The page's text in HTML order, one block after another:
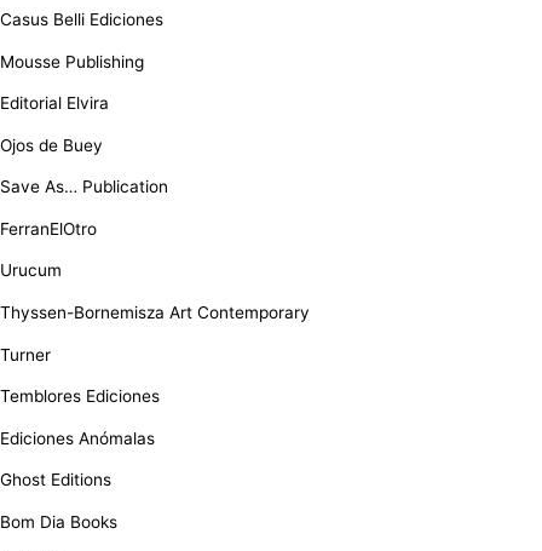
Casus Belli Ediciones
Mousse Publishing
Editorial Elvira
Ojos de Buey
Save As… Publication
FerranElOtro
Urucum
Thyssen-Bornemisza Art Contemporary
Turner
Temblores Ediciones
Ediciones Anómalas
Ghost Editions
Bom Dia Books